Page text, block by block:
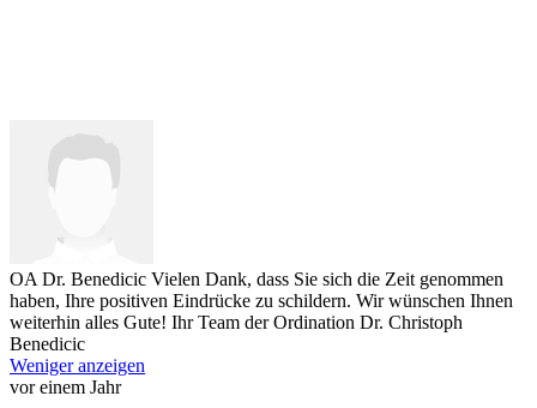
OA Dr. Benedicic Vielen Dank, dass Sie sich die Zeit genommen
haben, Ihre positiven Eindrücke zu schildern. Wir wünschen Ihnen
weiterhin alles Gute! Ihr Team der Ordination Dr. Christoph
Benedicic
Weniger anzeigen
vor einem Jahr